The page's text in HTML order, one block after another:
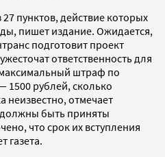
пунктов, действие которых
пишет издание. Ожидается,
подготовит проект
ответственность для
штраф по
1500 рублей, сколько
неизвестно, отмечает
быть приняты
что срок их вступления
газета.